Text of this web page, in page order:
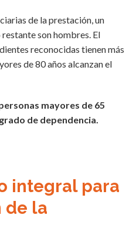
de la prestación, un
son hombres. El
reconocidas tienen más
de 80 años alcanzan el
mayores de 65
de dependencia.
integral para
de la